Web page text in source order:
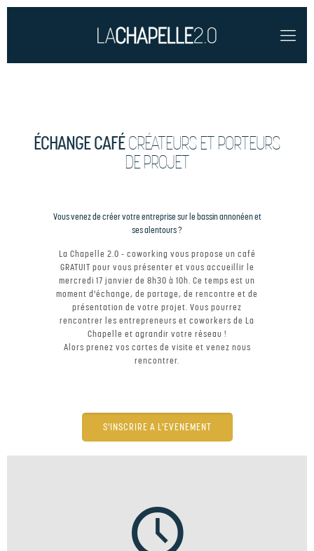
ÉCHANGE CAFÉCRÉATEURS ET PORTEURS
DE PROJET
Vous venez de créer votre entreprise sur le bassin annonéen et
ses alentours ?
La Chapelle 2.0 - coworking vous propose un café
GRATUIT pour vous présenter et vous accueillir le
mercredi 17 janvier de 8h30 à 10h. Ce temps est un
moment d'échange, de partage, de rencontre et de
présentation de votre projet. Vous pourrez
rencontrer les entrepreneurs et coworkers de La
Chapelle et agrandir votre réseau !
Alors prenez vos cartes de visite et venez nous
rencontrer.
S'INSCRIRE A L'EVENEMENT